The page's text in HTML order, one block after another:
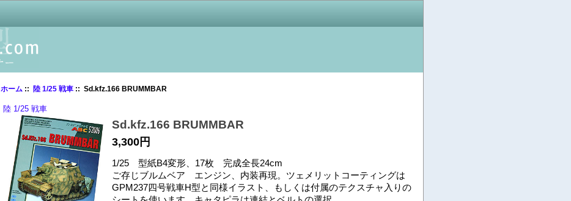
ホーム:: 陸 1/25 戦車:: Sd.kfz.166 BRUMMBAR
陸 1/25 戦車
Sd.kfz.166 BRUMMBAR
3,300円
1/25 型紙B4変形、17枚 完成全長24cm
ご存じブルムベア エンジン、内装再現。ツェメリットコーティングは
GPM237四号戦車H型と同様イラスト、もしくは付属のテクスチャ入りの